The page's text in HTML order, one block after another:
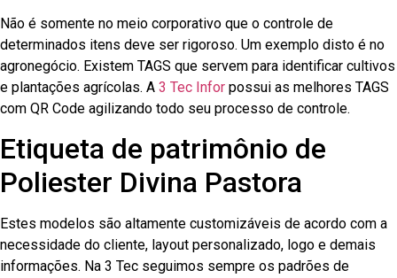
Não é somente no meio corporativo que o controle de
determinados itens deve ser rigoroso. Um exemplo disto é no
agronegócio. Existem TAGS que servem para identificar cultivos
e plantações agrícolas. A 3 Tec Infor possui as melhores TAGS
com QR Code agilizando todo seu processo de controle.
Etiqueta de patrimônio de
Poliester Divina Pastora
Estes modelos são altamente customizáveis de acordo com a
necessidade do cliente, layout personalizado, logo e demais
informações. Na 3 Tec seguimos sempre os padrões de